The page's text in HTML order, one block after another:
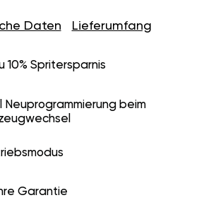
Daten Lieferumfang
10% Spritersparnis
Neuprogrammierung beim
Garantie